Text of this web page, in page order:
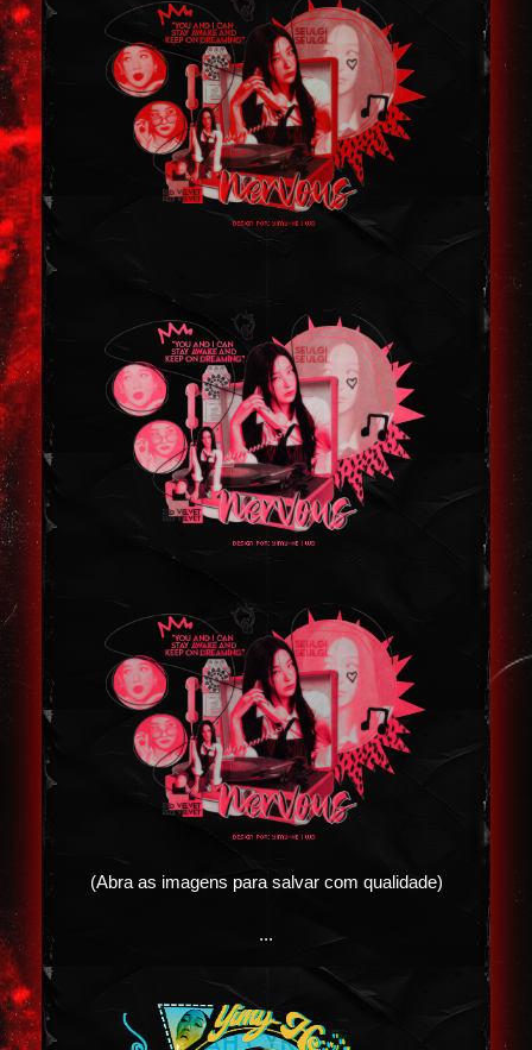
(Abra as imagens para salvar com qualidade)
...